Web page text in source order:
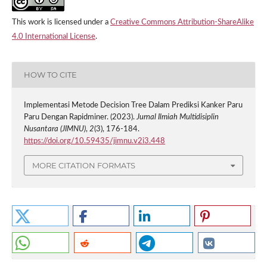
This work is licensed under a Creative Commons Attribution-ShareAlike
4.0 International License.
HOW TO CITE
Implementasi Metode Decision Tree Dalam Prediksi Kanker Paru
Paru Dengan Rapidminer. (2023).Jurnal Ilmiah Multidisiplin
Nusantara (JIMNU), 2(3), 176-184.
https://doi.org/10.59435/jimnu.v2i3.448
MORE CITATION FORMATS